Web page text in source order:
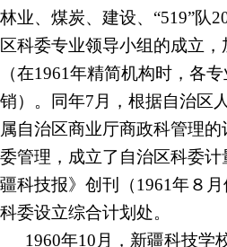
林业、煤炭、建设、“519”队
区科委专业领导小组的成立
（在1961年精简机构时，各
销）。同年7月，根据自治区
属自治区商业厅商政科管理
委管理，成立了自治区科委
疆科技报》创刊（1961年８
科委设立综合计划处。
1960年10月，新疆科技学